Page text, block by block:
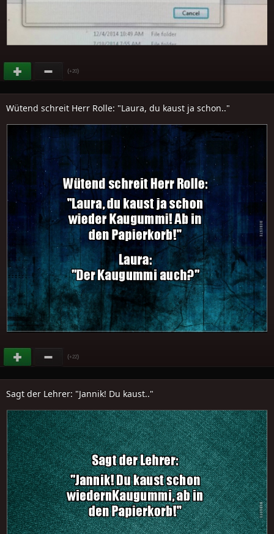
(+20)
Wütend schreit Herr Rolle: "Laura, du kaust ja schon.."
(+22)
Sagt der Lehrer: "Jannik! Du kaust.."